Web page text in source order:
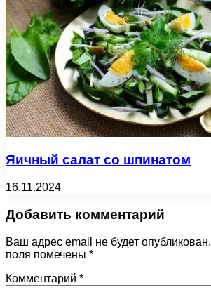
Яичный салат со шпинатом
16.11.2024
Добавить комментарий
Ваш адрес email не будет опубликован.
поля помечены *
Комментарий *